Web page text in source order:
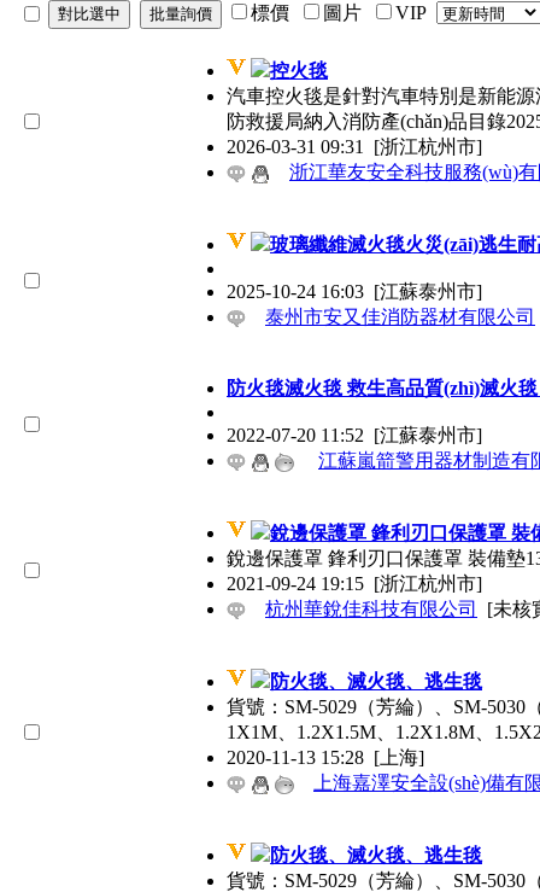
標價 圖片 VIP
控火毯
汽車控火毯是針對汽車特別是新能
防救援局納入消防產(chǎn)品目錄
2026-03-31 09:31 [浙江杭州市]
浙江華友安全科技服務(wù)
玻璃纖維滅火毯火災(zāi)逃生
2025-10-24 16:03 [江蘇泰州市]
泰州市安又佳消防器材有限公司
防火毯滅火毯 救生高品質(zhì)滅火
2022-07-20 11:52 [江蘇泰州市]
江蘇嵐箭警用器材制造有
銳邊保護罩 鋒利刃口保護罩 裝
銳邊保護罩 鋒利刃口保護罩 裝備墊
2021-09-24 19:15 [浙江杭州市]
杭州華銳佳科技有限公司
[未核
防火毯、滅火毯、逃生毯
貨號：SM-5029（芳綸）、SM-
1X1M、1.2X1.5M、1.2X1.8M、
2020-11-13 15:28 [上海]
上海嘉澤安全設(shè)備有
防火毯、滅火毯、逃生毯
貨號：SM-5029（芳綸）、SM-